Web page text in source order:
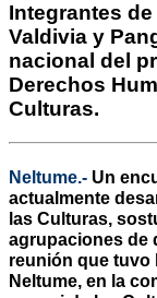
Integrantes
Valdivia y
nacional del
Derechos
Culturas.
Neltume.- Un
actualmente
las Culturas,
agrupaciones de
reunión que tuvo
Neltume, en la